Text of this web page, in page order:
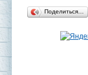
Поделиться…